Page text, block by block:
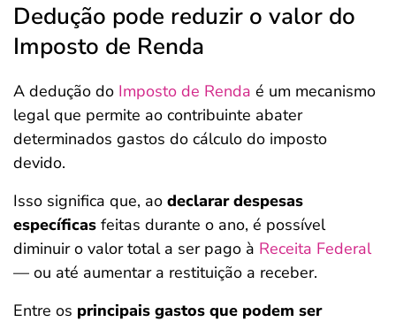
Dedução pode reduzir o valor do
Imposto de Renda
A dedução do Imposto de Renda é um mecanismo
legal que permite ao contribuinte abater
determinados gastos do cálculo do imposto
devido.
Isso significa que, ao declarar despesas
específicas feitas durante o ano, é possível
diminuir o valor total a ser pago à Receita Federal
— ou até aumentar a restituição a receber.
Entre os principais gastos que podem ser